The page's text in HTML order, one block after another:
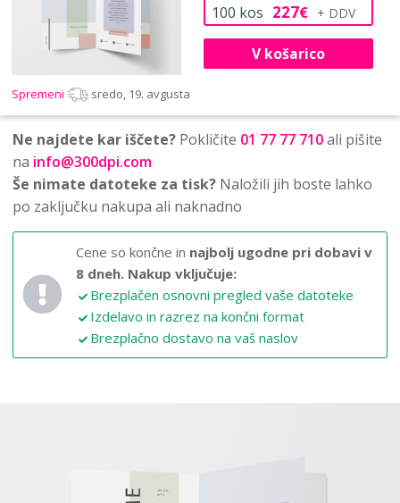
100 kos 227€
V košarico
Spremeni sredo, 19. avgusta
Ne najdete kar iščete? Pokličite 01 77 77 710ali pišite
na info@300dpi.com
Še nimate datoteke za tisk? Naložili jih boste lahko
po zaključku nakupa ali naknadno
Cene so končne in najbolj ugodne pri dobavi v
8 dneh. Nakup vključuje:
Brezplačen osnovni pregled vaše datoteke
Izdelavo in razrez na končni format
Brezplačno dostavo na vaš naslov